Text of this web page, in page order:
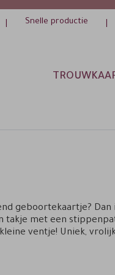
Snelle productie
geboortekaartje? Dan
takje met een
ventje! Uniek,